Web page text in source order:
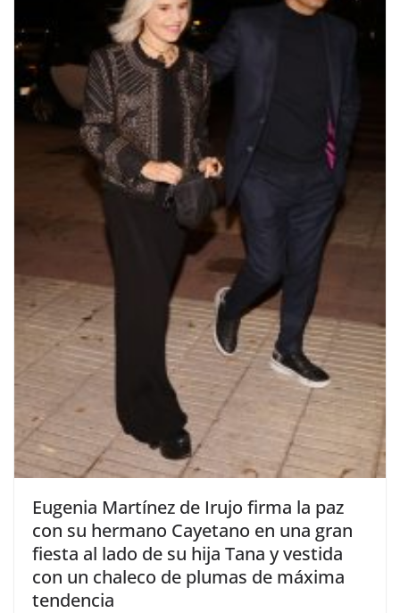
​Eugenia Martínez de Irujo firma la paz
con su hermano Cayetano en una gran
fiesta al lado de su hija Tana y vestida
con un chaleco de plumas de máxima
tendencia